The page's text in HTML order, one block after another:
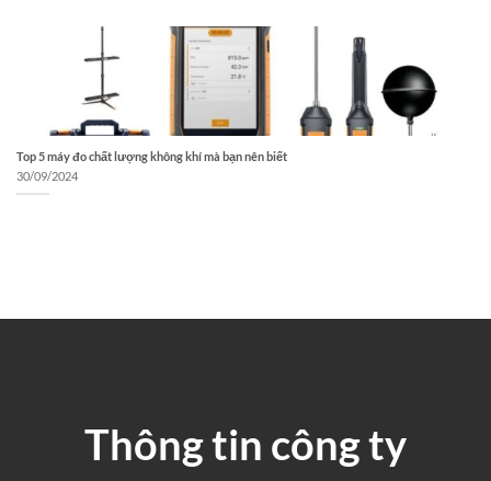
Top 5 máy đo chất lượng không khí mà bạn nên biết
30/09/2024
Thông tin công ty